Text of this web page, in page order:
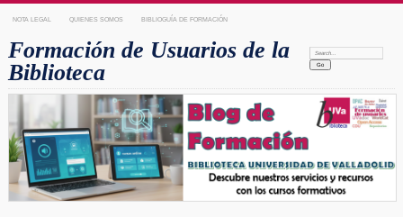
NOTA LEGAL QUIENES SOMOS BIBLIOGUÍA DE FORMACIÓN
Formación de Usuarios de la
Biblioteca
Search: